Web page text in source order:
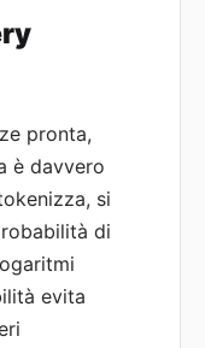
pronta,
è davvero
si
di
evita